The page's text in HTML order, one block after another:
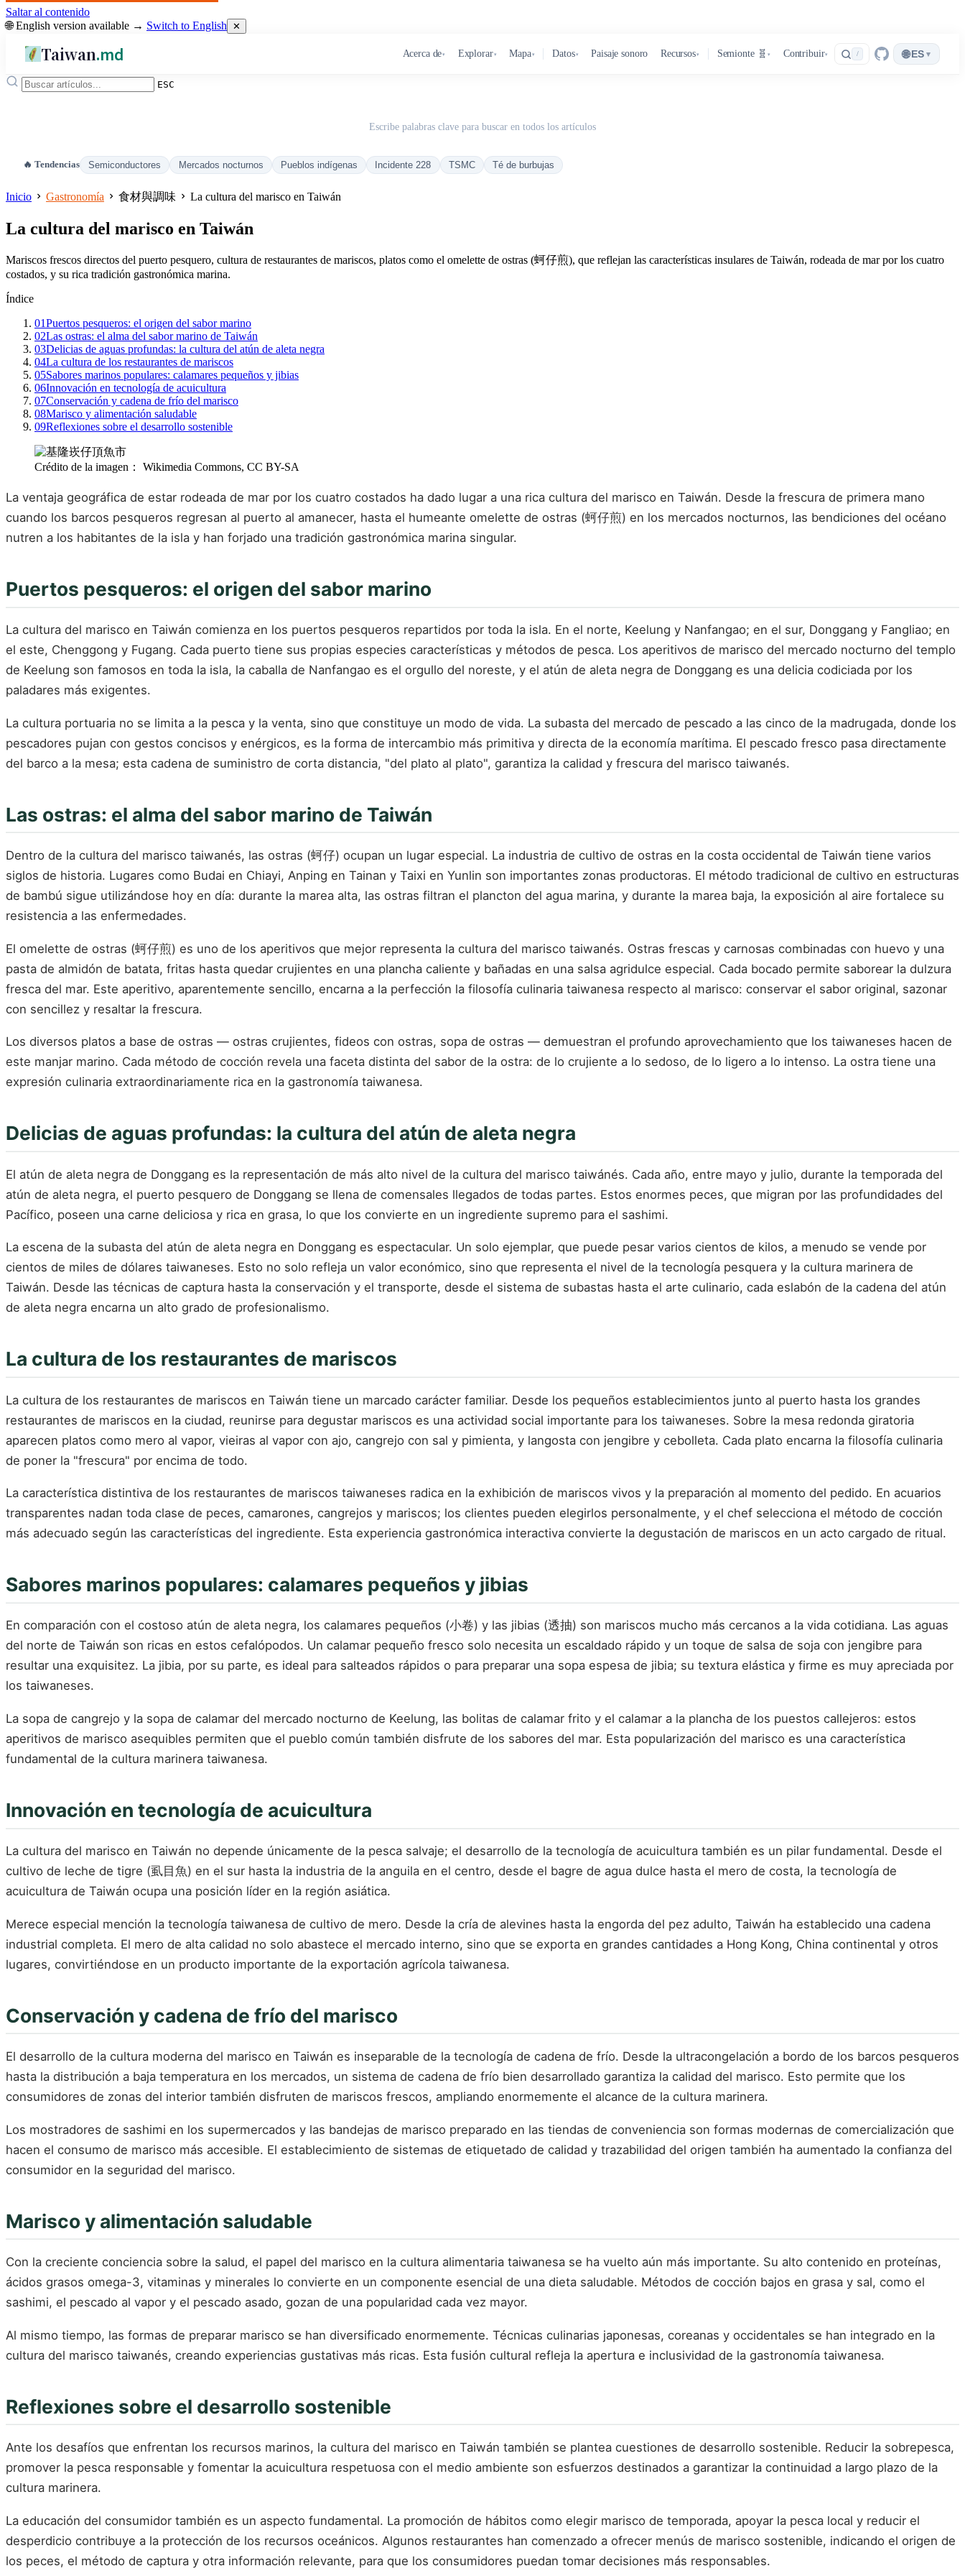
Saltar al contenido
🌐 English version available → Switch to English ✕
Taiwan.md Acerca de▾ Explorar▾ Mapa▾ Datos▾ Paisaje sonoro Recursos▾ Semionte 🧬 ▾ Contribuir▾ / 🌐 ES ▾
ESC
Escribe palabras clave para buscar en todos los artículos
🔥 Tendencias Semiconductores Mercados nocturnos Pueblos indígenas Incidente 228 TSMC Té de burbujas
Inicio Gastronomía 食材與調味 La cultura del marisco en Taiwán
La cultura del marisco en Taiwán
Mariscos frescos directos del puerto pesquero, cultura de restaurantes de mariscos, platos como el omelette de ostras (蚵仔煎), que reflejan las características insulares de Taiwán, rodeada de mar por los cuatro
costados, y su rica tradición gastronómica marina.
Índice
01Puertos pesqueros: el origen del sabor marino
02Las ostras: el alma del sabor marino de Taiwán
03Delicias de aguas profundas: la cultura del atún de aleta negra
04La cultura de los restaurantes de mariscos
05Sabores marinos populares: calamares pequeños y jibias
06Innovación en tecnología de acuicultura
07Conservación y cadena de frío del marisco
08Marisco y alimentación saludable
09Reflexiones sobre el desarrollo sostenible
Crédito de la imagen： Wikimedia Commons, CC BY-SA
La ventaja geográfica de estar rodeada de mar por los cuatro costados ha dado lugar a una rica cultura del marisco en Taiwán. Desde la frescura de primera mano
cuando los barcos pesqueros regresan al puerto al amanecer, hasta el humeante omelette de ostras (蚵仔煎) en los mercados nocturnos, las bendiciones del océano
nutren a los habitantes de la isla y han forjado una tradición gastronómica marina singular.
Puertos pesqueros: el origen del sabor marino
La cultura del marisco en Taiwán comienza en los puertos pesqueros repartidos por toda la isla. En el norte, Keelung y Nanfangao; en el sur, Donggang y Fangliao; en
el este, Chenggong y Fugang. Cada puerto tiene sus propias especies características y métodos de pesca. Los aperitivos de marisco del mercado nocturno del templo
de Keelung son famosos en toda la isla, la caballa de Nanfangao es el orgullo del noreste, y el atún de aleta negra de Donggang es una delicia codiciada por los
paladares más exigentes.
La cultura portuaria no se limita a la pesca y la venta, sino que constituye un modo de vida. La subasta del mercado de pescado a las cinco de la madrugada, donde los
pescadores pujan con gestos concisos y enérgicos, es la forma de intercambio más primitiva y directa de la economía marítima. El pescado fresco pasa directamente
del barco a la mesa; esta cadena de suministro de corta distancia, "del plato al plato", garantiza la calidad y frescura del marisco taiwanés.
Las ostras: el alma del sabor marino de Taiwán
Dentro de la cultura del marisco taiwanés, las ostras (蚵仔) ocupan un lugar especial. La industria de cultivo de ostras en la costa occidental de Taiwán tiene varios
siglos de historia. Lugares como Budai en Chiayi, Anping en Tainan y Taixi en Yunlin son importantes zonas productoras. El método tradicional de cultivo en estructuras
de bambú sigue utilizándose hoy en día: durante la marea alta, las ostras filtran el plancton del agua marina, y durante la marea baja, la exposición al aire fortalece su
resistencia a las enfermedades.
El omelette de ostras (蚵仔煎) es uno de los aperitivos que mejor representa la cultura del marisco taiwanés. Ostras frescas y carnosas combinadas con huevo y una
pasta de almidón de batata, fritas hasta quedar crujientes en una plancha caliente y bañadas en una salsa agridulce especial. Cada bocado permite saborear la dulzura
fresca del mar. Este aperitivo, aparentemente sencillo, encarna a la perfección la filosofía culinaria taiwanesa respecto al marisco: conservar el sabor original, sazonar
con sencillez y resaltar la frescura.
Los diversos platos a base de ostras — ostras crujientes, fideos con ostras, sopa de ostras — demuestran el profundo aprovechamiento que los taiwaneses hacen de
este manjar marino. Cada método de cocción revela una faceta distinta del sabor de la ostra: de lo crujiente a lo sedoso, de lo ligero a lo intenso. La ostra tiene una
expresión culinaria extraordinariamente rica en la gastronomía taiwanesa.
Delicias de aguas profundas: la cultura del atún de aleta negra
El atún de aleta negra de Donggang es la representación de más alto nivel de la cultura del marisco taiwánés. Cada año, entre mayo y julio, durante la temporada del
atún de aleta negra, el puerto pesquero de Donggang se llena de comensales llegados de todas partes. Estos enormes peces, que migran por las profundidades del
Pacífico, poseen una carne deliciosa y rica en grasa, lo que los convierte en un ingrediente supremo para el sashimi.
La escena de la subasta del atún de aleta negra en Donggang es espectacular. Un solo ejemplar, que puede pesar varios cientos de kilos, a menudo se vende por
cientos de miles de dólares taiwaneses. Esto no solo refleja un valor económico, sino que representa el nivel de la tecnología pesquera y la cultura marinera de
Taiwán. Desde las técnicas de captura hasta la conservación y el transporte, desde el sistema de subastas hasta el arte culinario, cada eslabón de la cadena del atún
de aleta negra encarna un alto grado de profesionalismo.
La cultura de los restaurantes de mariscos
La cultura de los restaurantes de mariscos en Taiwán tiene un marcado carácter familiar. Desde los pequeños establecimientos junto al puerto hasta los grandes
restaurantes de mariscos en la ciudad, reunirse para degustar mariscos es una actividad social importante para los taiwaneses. Sobre la mesa redonda giratoria
aparecen platos como mero al vapor, vieiras al vapor con ajo, cangrejo con sal y pimienta, y langosta con jengibre y cebolleta. Cada plato encarna la filosofía culinaria
de poner la "frescura" por encima de todo.
La característica distintiva de los restaurantes de mariscos taiwaneses radica en la exhibición de mariscos vivos y la preparación al momento del pedido. En acuarios
transparentes nadan toda clase de peces, camarones, cangrejos y mariscos; los clientes pueden elegirlos personalmente, y el chef selecciona el método de cocción
más adecuado según las características del ingrediente. Esta experiencia gastronómica interactiva convierte la degustación de mariscos en un acto cargado de ritual.
Sabores marinos populares: calamares pequeños y jibias
En comparación con el costoso atún de aleta negra, los calamares pequeños (小卷) y las jibias (透抽) son mariscos mucho más cercanos a la vida cotidiana. Las aguas
del norte de Taiwán son ricas en estos cefalópodos. Un calamar pequeño fresco solo necesita un escaldado rápido y un toque de salsa de soja con jengibre para
resultar una exquisitez. La jibia, por su parte, es ideal para salteados rápidos o para preparar una sopa espesa de jibia; su textura elástica y firme es muy apreciada por
los taiwaneses.
La sopa de cangrejo y la sopa de calamar del mercado nocturno de Keelung, las bolitas de calamar frito y el calamar a la plancha de los puestos callejeros: estos
aperitivos de marisco asequibles permiten que el pueblo común también disfrute de los sabores del mar. Esta popularización del marisco es una característica
fundamental de la cultura marinera taiwanesa.
Innovación en tecnología de acuicultura
La cultura del marisco en Taiwán no depende únicamente de la pesca salvaje; el desarrollo de la tecnología de acuicultura también es un pilar fundamental. Desde el
cultivo de leche de tigre (虱目魚) en el sur hasta la industria de la anguila en el centro, desde el bagre de agua dulce hasta el mero de costa, la tecnología de
acuicultura de Taiwán ocupa una posición líder en la región asiática.
Merece especial mención la tecnología taiwanesa de cultivo de mero. Desde la cría de alevines hasta la engorda del pez adulto, Taiwán ha establecido una cadena
industrial completa. El mero de alta calidad no solo abastece el mercado interno, sino que se exporta en grandes cantidades a Hong Kong, China continental y otros
lugares, convirtiéndose en un producto importante de la exportación agrícola taiwanesa.
Conservación y cadena de frío del marisco
El desarrollo de la cultura moderna del marisco en Taiwán es inseparable de la tecnología de cadena de frío. Desde la ultracongelación a bordo de los barcos pesqueros
hasta la distribución a baja temperatura en los mercados, un sistema de cadena de frío bien desarrollado garantiza la calidad del marisco. Esto permite que los
consumidores de zonas del interior también disfruten de mariscos frescos, ampliando enormemente el alcance de la cultura marinera.
Los mostradores de sashimi en los supermercados y las bandejas de marisco preparado en las tiendas de conveniencia son formas modernas de comercialización que
hacen el consumo de marisco más accesible. El establecimiento de sistemas de etiquetado de calidad y trazabilidad del origen también ha aumentado la confianza del
consumidor en la seguridad del marisco.
Marisco y alimentación saludable
Con la creciente conciencia sobre la salud, el papel del marisco en la cultura alimentaria taiwanesa se ha vuelto aún más importante. Su alto contenido en proteínas,
ácidos grasos omega-3, vitaminas y minerales lo convierte en un componente esencial de una dieta saludable. Métodos de cocción bajos en grasa y sal, como el
sashimi, el pescado al vapor y el pescado asado, gozan de una popularidad cada vez mayor.
Al mismo tiempo, las formas de preparar marisco se han diversificado enormemente. Técnicas culinarias japonesas, coreanas y occidentales se han integrado en la
cultura del marisco taiwanés, creando experiencias gustativas más ricas. Esta fusión cultural refleja la apertura e inclusividad de la gastronomía taiwanesa.
Reflexiones sobre el desarrollo sostenible
Ante los desafíos que enfrentan los recursos marinos, la cultura del marisco en Taiwán también se plantea cuestiones de desarrollo sostenible. Reducir la sobrepesca,
promover la pesca responsable y fomentar la acuicultura respetuosa con el medio ambiente son esfuerzos destinados a garantizar la continuidad a largo plazo de la
cultura marinera.
La educación del consumidor también es un aspecto fundamental. La promoción de hábitos como elegir marisco de temporada, apoyar la pesca local y reducir el
desperdicio contribuye a la protección de los recursos oceánicos. Algunos restaurantes han comenzado a ofrecer menús de marisco sostenible, indicando el origen de
los peces, el método de captura y otra información relevante, para que los consumidores puedan tomar decisiones más responsables.